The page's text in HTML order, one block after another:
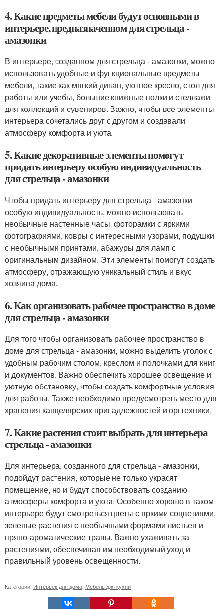
4. Какие предметы мебели будут основными в
интерьере, предназначенном для стрельца -
амазонки
В интерьере, созданном для стрельца - амазонки, можно
использовать удобные и функциональные предметы
мебели, такие как мягкий диван, уютное кресло, стол для
работы или учебы, большие книжные полки и стеллажи
для коллекций и сувениров. Важно, чтобы все элементы
интерьера сочетались друг с другом и создавали
атмосферу комфорта и уюта.
5. Какие декоративные элементы помогут
придать интерьеру особую индивидуальность
для стрельца - амазонки
Чтобы придать интерьеру для стрельца - амазонки
особую индивидуальность, можно использовать
необычные настенные часы, фоторамки с яркими
фотографиями, ковры с интересными узорами, подушки
с необычными принтами, абажуры для ламп с
оригинальным дизайном. Эти элементы помогут создать
атмосферу, отражающую уникальный стиль и вкус
хозяина дома.
6. Как организовать рабочее пространство в доме
для стрельца - амазонки
Для того чтобы организовать рабочее пространство в
доме для стрельца - амазонки, можно выделить уголок с
удобным рабочим столом, креслом и полочками для книг
и документов. Важно обеспечить хорошее освещение и
уютную обстановку, чтобы создать комфортные условия
для работы. Также необходимо предусмотреть место для
хранения канцелярских принадлежностей и оргтехники.
7. Какие растения стоит выбрать для интерьера
стрельца - амазонки
Для интерьера, созданного для стрельца - амазонки,
подойдут растения, которые не только украсят
помещение, но и будут способствовать созданию
атмосферы комфорта и уюта. Особенно хорошо в таком
интерьере будут смотреться цветы с яркими соцветиями,
зеленые растения с необычными формами листьев и
пряно-ароматические травы. Важно ухаживать за
растениями, обеспечивая им необходимый уход и
правильный уровень освещенности.
Категории: Интерьер для дома Мебель для кухни